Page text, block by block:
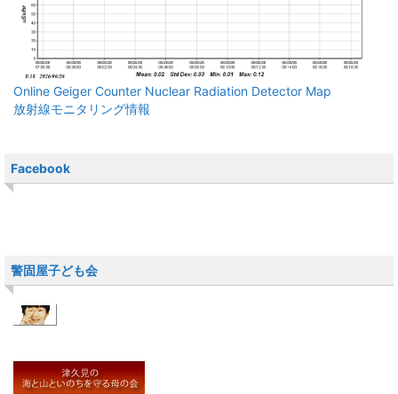
Online Geiger Counter Nuclear Radiation Detector Map
放射線モニタリング情報
Facebook
警固屋子ども会